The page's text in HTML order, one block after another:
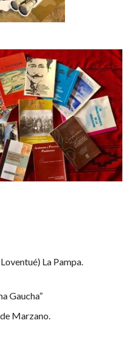
La Pampa.
Gaucha”
Marzano.